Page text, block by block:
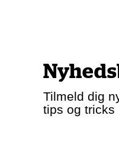
Tilmeld dig
tips og tricks